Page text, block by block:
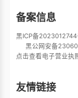
备案信息
黑ICP备2023012744
黑公网安备
点击查看电子营业执
友情链接